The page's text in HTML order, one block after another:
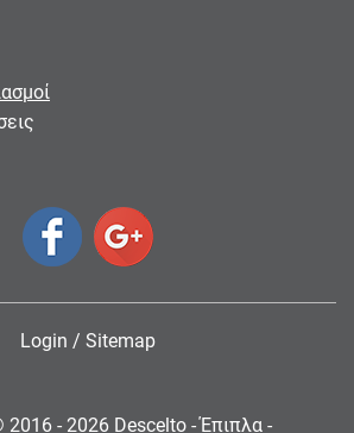
Login / Sitemap
- 2026 Descelto - Έπιπλα -